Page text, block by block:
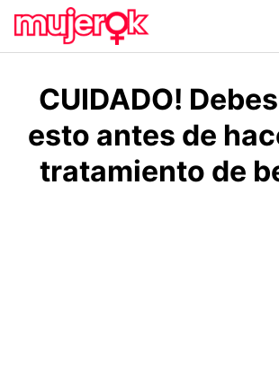
Saltar
contenido
CUIDADO!
esto antes de
tratamiento de